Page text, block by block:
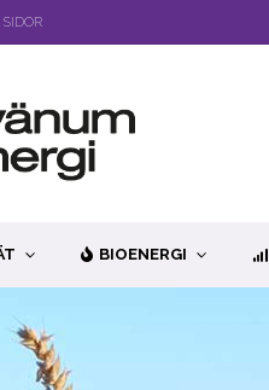
BIOENERGI